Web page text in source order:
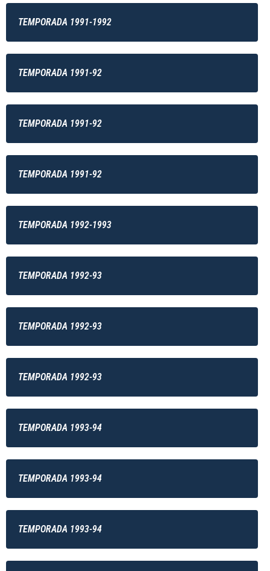
TEMPORADA 1991-1992
TEMPORADA 1991-92
TEMPORADA 1991-92
TEMPORADA 1991-92
TEMPORADA 1992-1993
TEMPORADA 1992-93
TEMPORADA 1992-93
TEMPORADA 1992-93
TEMPORADA 1993-94
TEMPORADA 1993-94
TEMPORADA 1993-94